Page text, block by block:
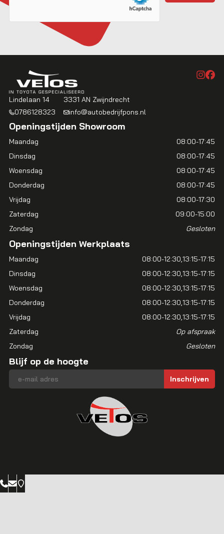
Lindelaan 14
3331 AN Zwijndrecht
0786128323
info@autobedrijfpons.nl
Openingstijden Showroom
Maandag
08:00-17:45
Dinsdag
08:00-17:45
Woensdag
08:00-17:45
Donderdag
08:00-17:45
Vrijdag
08:00-17:30
Zaterdag
09:00-15:00
Zondag
Gesloten
Openingstijden Werkplaats
Maandag 08:00-12:3013:15-17:15
Dinsdag
08:00-12:3013:15-17:15
Woensdag
08:00-12:3013:15-17:15
Donderdag
08:00-12:3013:15-17:15
Vrijdag
08:00-12:3013:15-17:15
Zaterdag
Op afspraak
Zondag
Gesloten
Blijf op de hoogte
E-mailadres